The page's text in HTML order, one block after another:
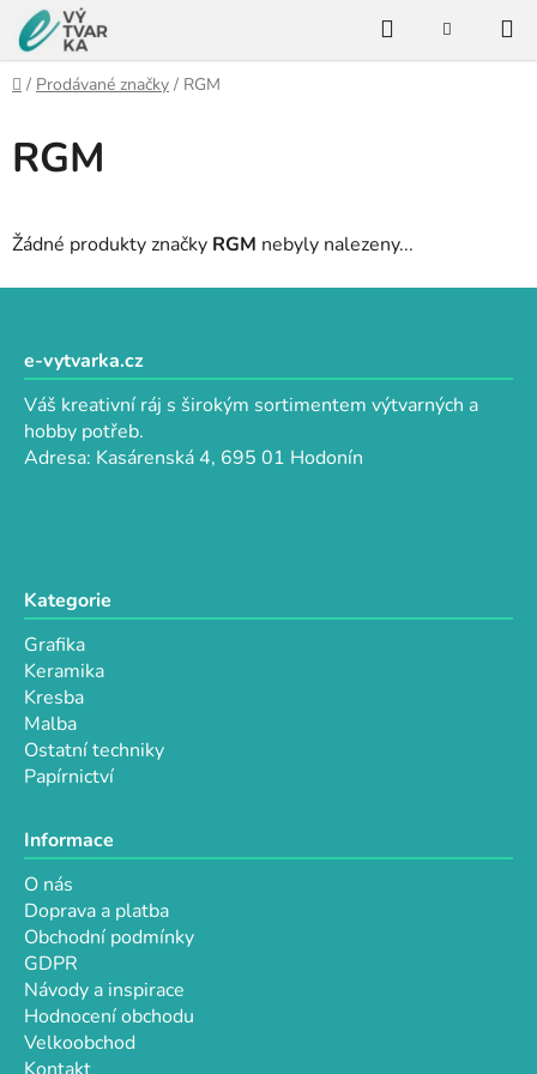
Přejít
na
obsah
HledatNÁKUPNÍ
Domů
/ Prodávané značky / RGM
RGM
Žádné produkty značky RGM nebyly nalezeny...
e-vytvarka.cz
Váš kreativní ráj s širokým sortimentem výtvarných a
hobby potřeb.
Adresa: Kasárenská 4, 695 01 Hodonín
Kategorie
Grafika
Keramika
Kresba
Malba
Ostatní techniky
Papírnictví
Informace
O nás
Doprava a platba
Obchodní podmínky
GDPR
Návody a inspirace
Hodnocení obchodu
Velkoobchod